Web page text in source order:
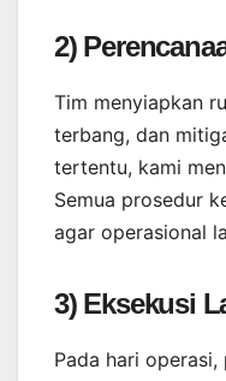
2)
Tim menyiapkan
terbang, dan
tertentu, kami
Semua prosedur
agar operasional
3) Eksekusi
Pada hari